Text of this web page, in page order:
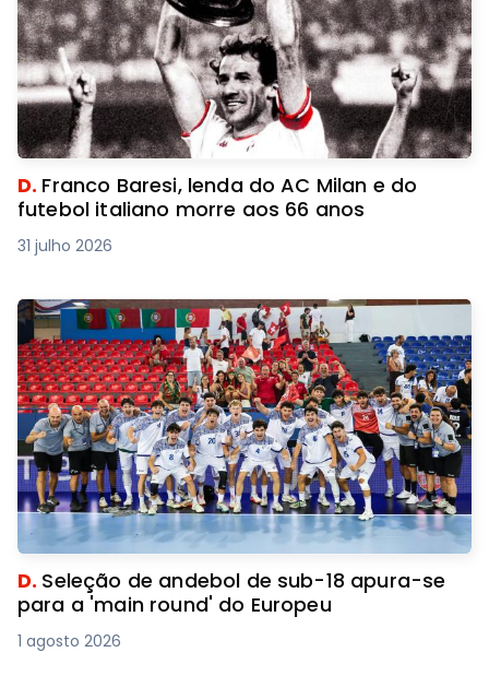
D. Franco Baresi, lenda do AC Milan e do
futebol italiano morre aos 66 anos
31 julho 2026
D. Seleção de andebol de sub-18 apura-se
para a 'main round' do Europeu
1 agosto 2026